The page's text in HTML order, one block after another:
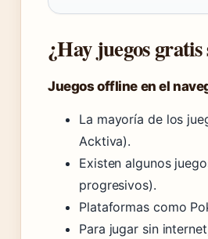
¿Hay juegos
Juegos offline en el
La mayoría de los
Acktiva).
Existen algunos
progresivos).
Plataformas como
Para jugar sin